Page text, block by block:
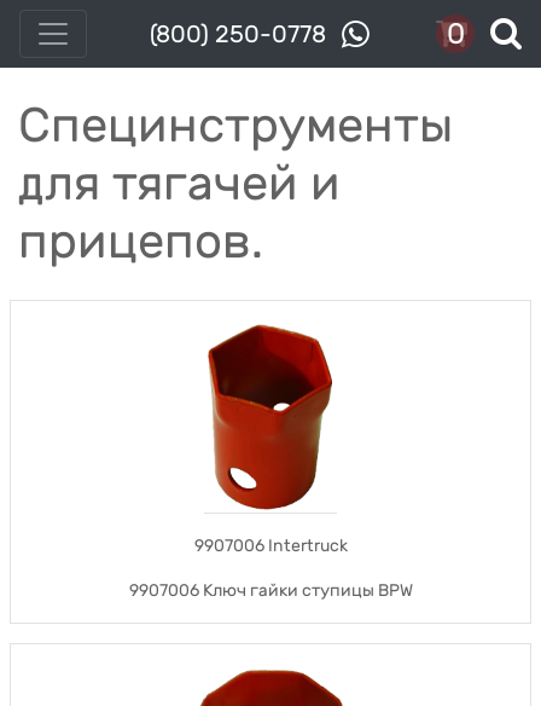
(800) 250-0778 0
Специнструменты
для тягачей и
прицепов.
9907006 Intertruck
9907006 Ключ гайки ступицы BPW